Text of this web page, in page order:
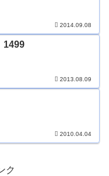
2014.09.08
1499
2013.08.09
2010.04.04
ク